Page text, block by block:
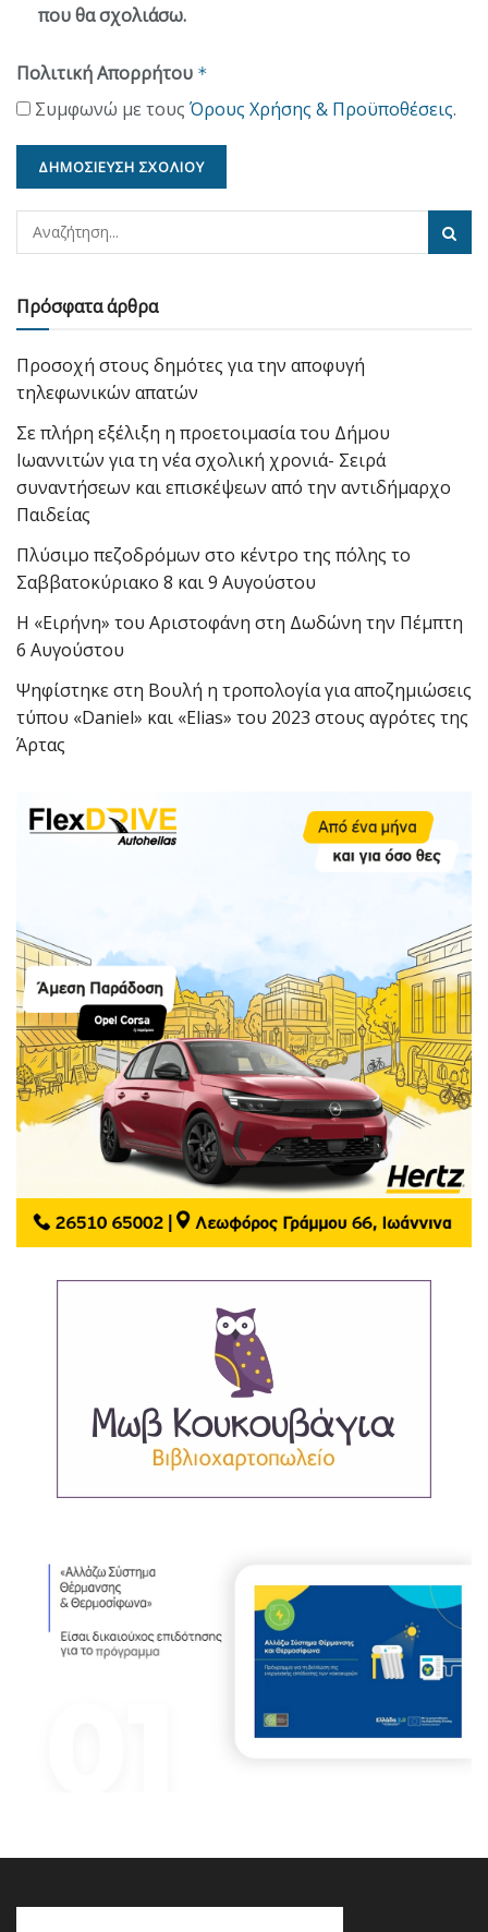
που θα σχολιάσω.
Πολιτική Απορρήτου *
Συμφωνώ με τους Όρους Χρήσης & Προϋποθέσεις.
Πρόσφατα άρθρα
Προσοχή στους δημότες για την αποφυγή
τηλεφωνικών απατών
Σε πλήρη εξέλιξη η προετοιμασία του Δήμου
Ιωαννιτών για τη νέα σχολική χρονιά- Σειρά
συναντήσεων και επισκέψεων από την αντιδήμαρχο
Παιδείας
Πλύσιμο πεζοδρόμων στο κέντρο της πόλης το
Σαββατοκύριακο 8 και 9 Αυγούστου
Η «Ειρήνη» του Αριστοφάνη στη Δωδώνη την Πέμπτη
6 Αυγούστου
Ψηφίστηκε στη Βουλή η τροπολογία για αποζημιώσεις
τύπου «Daniel» και «Elias» του 2023 στους αγρότες της
Άρτας